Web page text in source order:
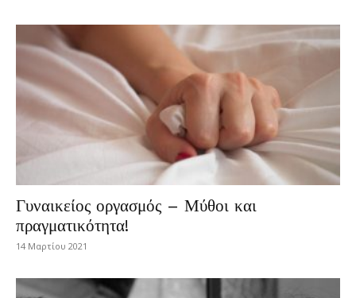
Γυναικείος οργασμός – Μύθοι και
πραγματικότητα!
14 Μαρτίου 2021